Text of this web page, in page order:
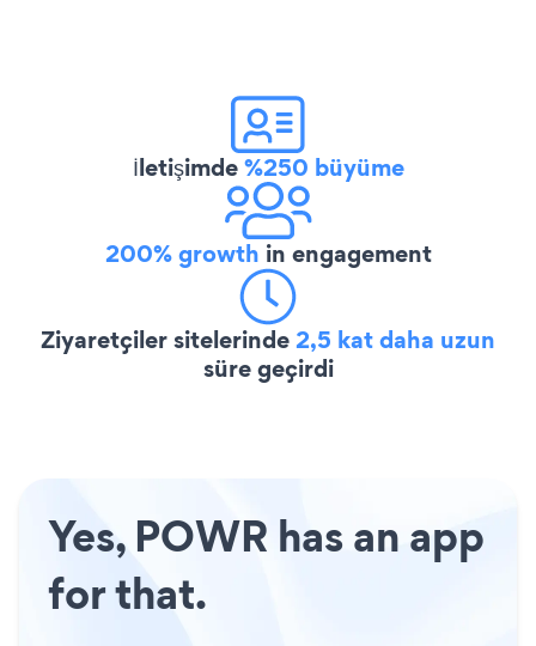
İletişimde%250 büyüme
200% growth in engagement
Ziyaretçiler sitelerinde2,5 kat daha uzun
süre geçirdi
Yes, POWR has an app
for that.